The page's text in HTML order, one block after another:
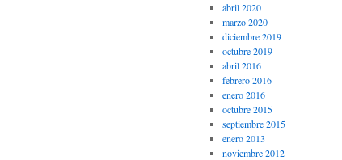
abril 2020
marzo 2020
diciembre 2019
octubre 2019
abril 2016
febrero 2016
enero 2016
octubre 2015
septiembre 2015
enero 2013
noviembre 2012